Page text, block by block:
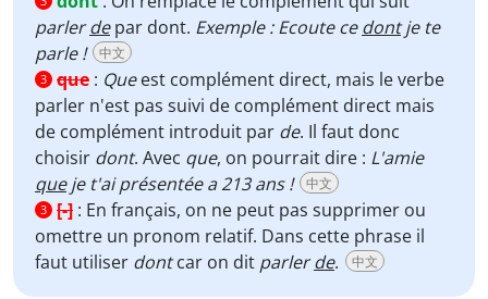
parlerdepar dont. Exemple : Ecoute cedontje te
parle !
中文
3 que : Queest complément direct, mais le verbe
parler n'est pas suivi de complément direct mais
de complément introduit par de. Il faut donc
choisir dont. Avec que, on pourrait dire : L'amie
queje t'ai présentée a 213 ans ! 中文
3 [-] : En français, on ne peut pas supprimer ou
omettre un pronom relatif. Dans cette phrase il
faut utiliser dontcar on dit parlerde. 中文